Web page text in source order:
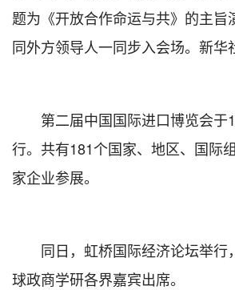
题为《开放合作命运与共》的主旨
同外方领导人一同步入会场。新华
第二届中国国际进口博览会于
行。共有181个国家、地区、国际
家企业参展。
同日，虹桥国际经济论坛举行
球政商学研各界嘉宾出席。